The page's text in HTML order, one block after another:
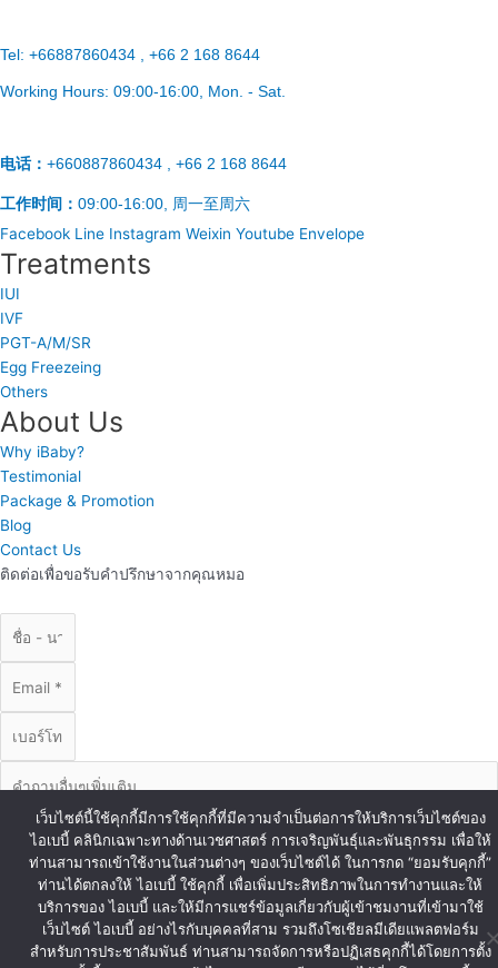
Tel: +66887860434 , +66 2 168 8644
Working Hours: 09:00-16:00 , Mon. - Sat.
电话： +660887860434 , +66 2 168 8644
工作时间： 09:00-16:00, 周一至周六
Facebook Line Instagram Weixin Youtube Envelope
Treatments
IUI
IVF
PGT-A/M/SR
Egg Freezeing
Others
About Us
Why iBaby?
Testimonial
Package & Promotion
Blog
Contact Us
ติดต่อเพื่อขอรับคำปรึกษาจากคุณหมอ
ส่งข้อมูล
© Copyright iBaby 2020. All Right Reserved.
เว็บไซต์นี้ใช้คุกกี้มีการใช้คุกกี้ที่มีความจำเป็นต่อการให้บริการเว็บไซต์ของ
ไอเบบี้ คลินิกเฉพาะทางด้านเวชศาสตร์ การเจริญพันธุ์และพันธุกรรม เพื่อให้
ท่านสามารถเข้าใช้งานในส่วนต่างๆ ของเว็บไซต์ได้ ในการกด “ยอมรับคุกกี้”
ท่านได้ตกลงให้ ไอเบบี้ ใช้คุกกี้ เพื่อเพิ่มประสิทธิภาพในการทำงานและให้
บริการของ ไอเบบี้ และให้มีการแชร์ข้อมูลเกี่ยวกับผู้เข้าชมงานที่เข้ามาใช้
เว็บไซต์ ไอเบบี้ อย่างไรกับบุคคลที่สาม รวมถึงโซเชียลมีเดียแพลตฟอร์ม
สำหรับการประชาสัมพันธ์ ท่านสามารถจัดการหรือปฏิเสธคุกกี้ได้โดยการตั้ง